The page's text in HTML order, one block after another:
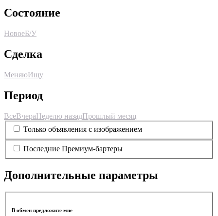
Состояние
НовоеБ/У
Сделка
МеняюИщу
Период
ВсеВчераНеделю назадПрошлый месяц
Только объявления с изображением
Последние Премиум-бартеры
Дополнительные параметры
В обмен предложите мне